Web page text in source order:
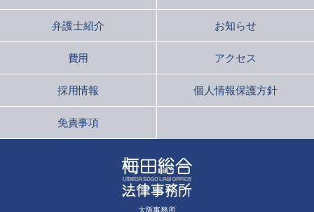
弁護士紹介 お知らせ
費用 アクセス
採用情報 個人情報保護方針
免責事項
大阪事務所